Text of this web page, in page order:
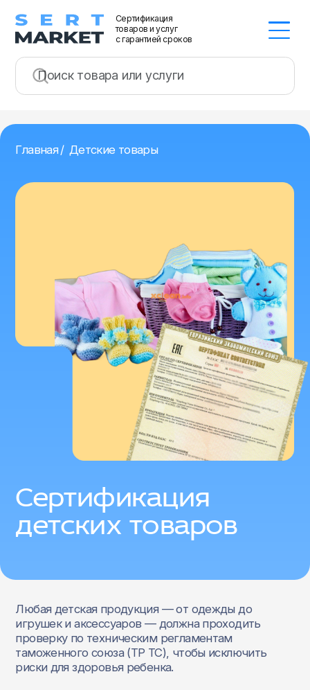
Сертификация
товаров и услуг
с гарантией сроков
Главная/ Детские товары
Сертификация
детских товаров
Любая детская продукция — от одежды до
игрушек и аксессуаров — должна проходить
проверку по техническим регламентам
таможенного союза (ТР ТС), чтобы исключить
риски для здоровья ребенка.